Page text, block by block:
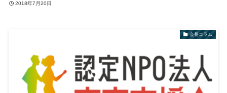
2018年7月20日
会長コラム